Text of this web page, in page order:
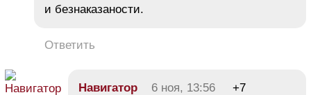
и безнаказаности.
Ответить
Навигатор 6 ноя, 13:56
+7